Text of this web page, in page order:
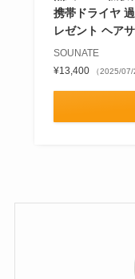
携帯ドライヤ
レゼント ヘア
SOUNATE
¥13,400
（2025/